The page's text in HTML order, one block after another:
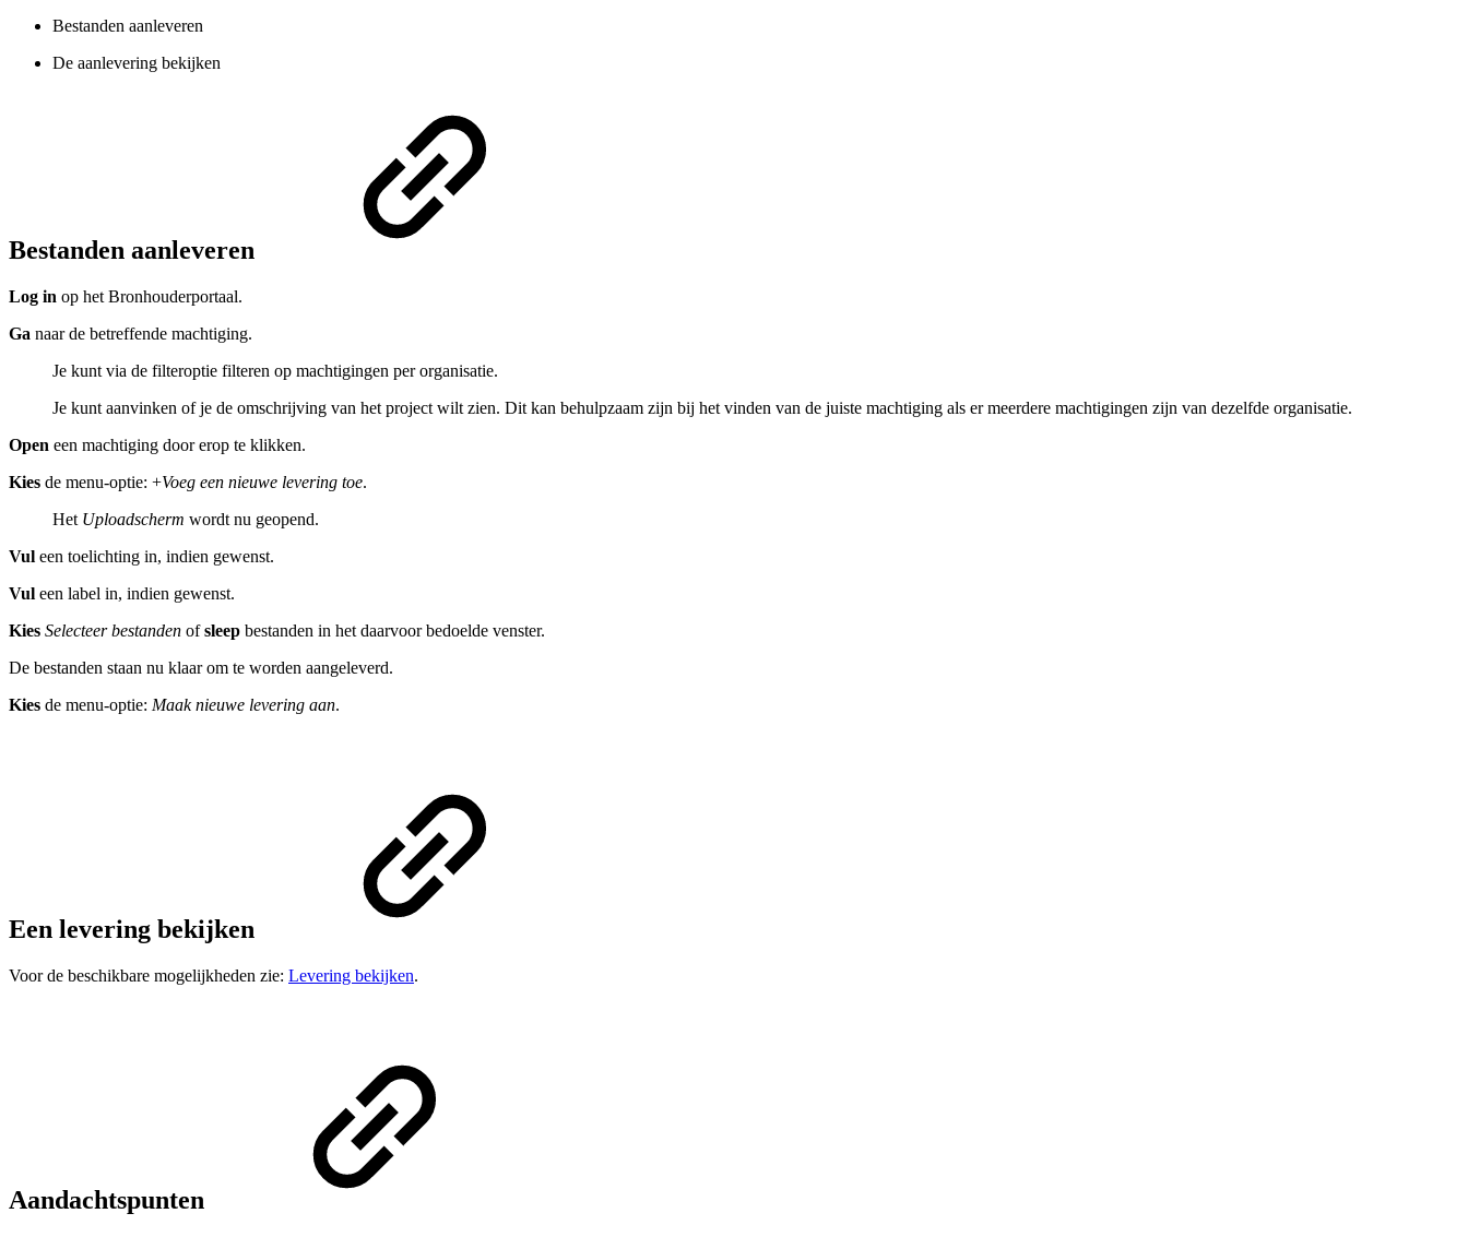
Bestanden aanleveren
De aanlevering bekijken
Bestanden aanleveren
Log in op het Bronhouderportaal.
Ga naar de betreffende machtiging.
Je kunt via de filteroptie filteren op machtigingen per organisatie.
Je kunt aanvinken of je de omschrijving van het project wilt zien. Dit kan behulpzaam zijn bij het vinden van de juiste machtiging als er meerdere machtigingen zijn van dezelfde organisatie.
Open een machtiging door erop te klikken.
Kies de menu-optie: +Voeg een nieuwe levering toe.
Het Uploadscherm wordt nu geopend.
Vul een toelichting in, indien gewenst.
Vul een label in, indien gewenst.
Kies Selecteer bestanden ofsleep bestanden in het daarvoor bedoelde venster.
De bestanden staan nu klaar om te worden aangeleverd.
Kies de menu-optie: Maak nieuwe levering aan.
Een levering bekijken
Voor de beschikbare mogelijkheden zie: Levering bekijken.
Aandachtspunten